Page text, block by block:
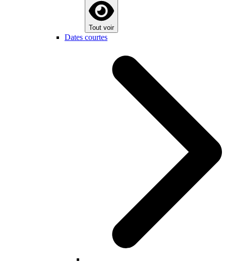
Tout voir
Dates courtes